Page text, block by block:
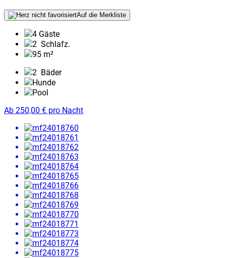
Auf die Merkliste
4 Gäste
2 Schlafz.
95 m²
2 Bäder
Hunde
Pool
Ab 250,00 € pro Nacht